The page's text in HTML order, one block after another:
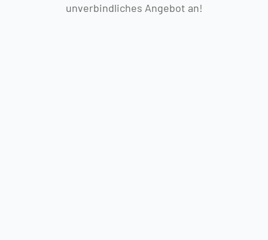
unverbindliches Angebot an!